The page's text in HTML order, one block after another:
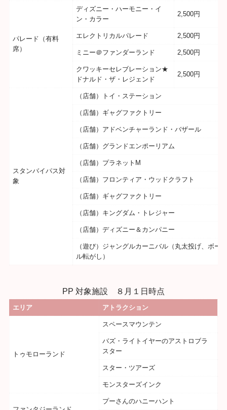
パレード（有料
席）
ディズニー・ハーモニー・イ
ン・カラー
2,500円
エレクトリカルパレード 2,500円
ミニー＠ファンダーランド 2,500円
クワッキーセレブレーション★
ドナルド・ザ・レジェンド
2,500円
スタンバイパス対
象
（店舗）トイ・ステーション
（店舗）ギャグファクトリー
（店舗）アドベンチャーランド・バザール
（店舗）グランドエンポーリアム
（店舗）プラネットM
（店舗）フロンティア・ウッドクラフト
（店舗）ギャグファクトリー
（店舗）キングダム・トレジャー
（店舗）ディズニー＆カンパニー
（遊び）ジャングルカーニバル（丸太投げ、ボー
ル転がし）
PP 対象施設 ８月１日時点
エリア アトラクション
トゥモローランド
スペースマウンテン
バズ・ライトイヤーのアストロブラ
スター
スター・ツアーズ
モンスターズインク
プーさんのハニーハント